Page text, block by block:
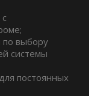
по выбору
системы
для постоянных